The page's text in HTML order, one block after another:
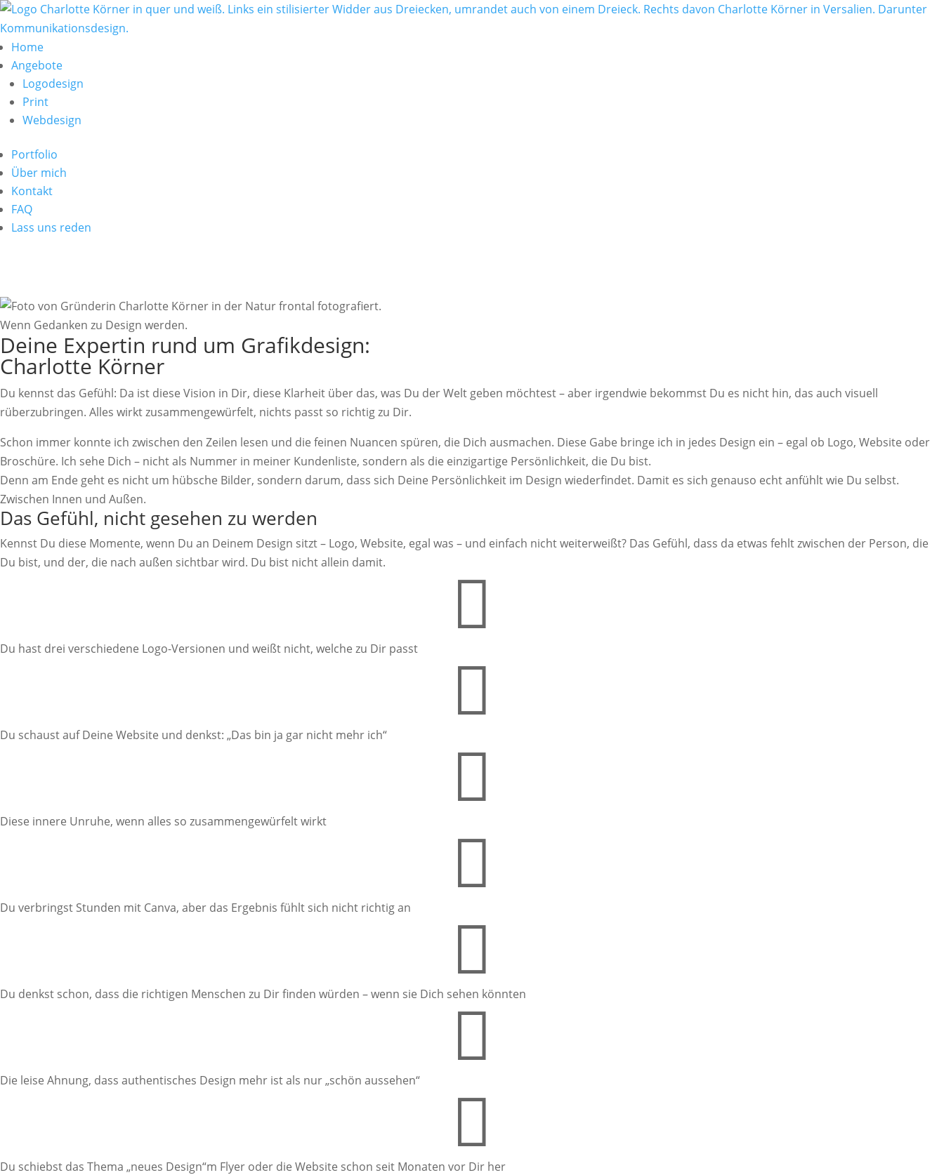
Home
Angebote
Logodesign
Print
Webdesign
Portfolio
Über mich
Kontakt
FAQ
Lass uns reden
Wenn Gedanken zu Design werden.
Deine Expertin rund um Grafikdesign:
Charlotte Körner
Du kennst das Gefühl: Da ist diese Vision in Dir, diese Klarheit über das, was Du der Welt geben möchtest – aber irgendwie bekommst Du es nicht hin, das auch visuell
rüberzubringen. Alles wirkt zusammengewürfelt, nichts passt so richtig zu Dir.
Schon immer konnte ich zwischen den Zeilen lesen und die feinen Nuancen spüren, die Dich ausmachen. Diese Gabe bringe ich in jedes Design ein – egal ob Logo, Website oder
Broschüre. Ich sehe Dich – nicht als Nummer in meiner Kundenliste, sondern als die einzigartige Persönlichkeit, die Du bist.
Denn am Ende geht es nicht um hübsche Bilder, sondern darum, dass sich Deine Persönlichkeit im Design wiederfindet. Damit es sich genauso echt anfühlt wie Du selbst.
Zwischen Innen und Außen.
Das Gefühl, nicht gesehen zu werden
Kennst Du diese Momente, wenn Du an Deinem Design sitzt – Logo, Website, egal was – und einfach nicht weiterweißt? Das Gefühl, dass da etwas fehlt zwischen der Person, die
Du bist, und der, die nach außen sichtbar wird. Du bist nicht allein damit.

Du hast drei verschiedene Logo-Versionen und weißt nicht, welche zu Dir passt

Du schaust auf Deine Website und denkst: „Das bin ja gar nicht mehr ich“

Diese innere Unruhe, wenn alles so zusammengewürfelt wirkt

Du verbringst Stunden mit Canva, aber das Ergebnis fühlt sich nicht richtig an

Du denkst schon, dass die richtigen Menschen zu Dir finden würden – wenn sie Dich sehen könnten

Die leise Ahnung, dass authentisches Design mehr ist als nur „schön aussehen“

Du schiebst das Thema „neues Design“m Flyer oder die Website schon seit Monaten vor Dir her